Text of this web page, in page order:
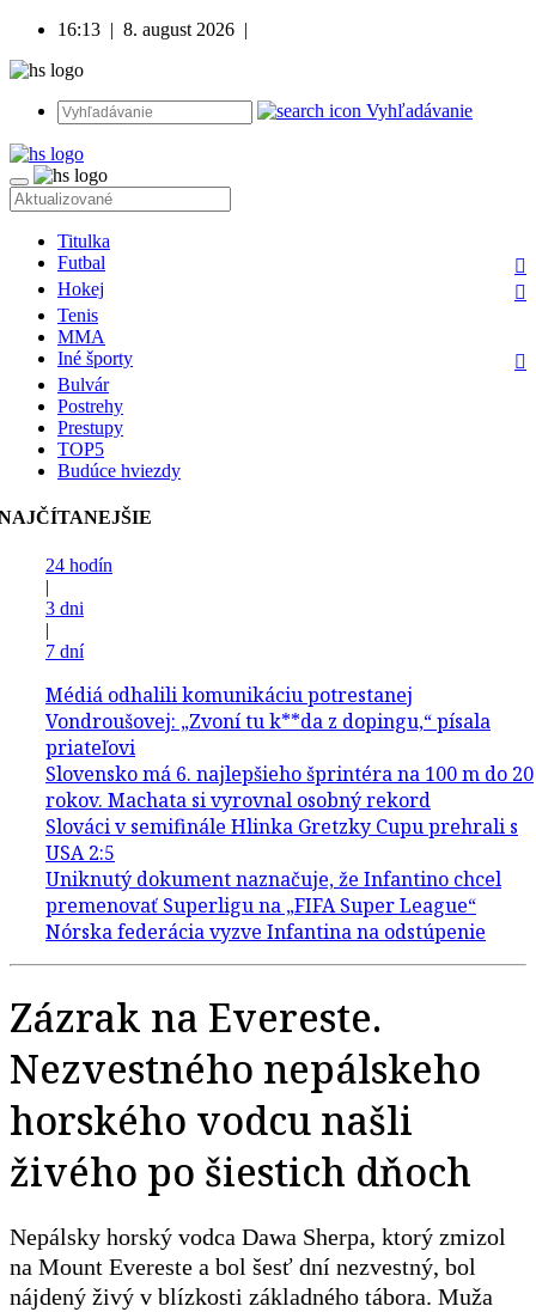
16:13 | 8. august 2026 |
Vyhľadávanie
Titulka
Futbal
Hokej
Tenis
MMA
Iné športy
Bulvár
Postrehy
Prestupy
TOP5
Budúce hviezdy
24 hodín
|
3 dni
|
7 dní
Zázrak na Evereste.
Nezvestného nepálskeho
horského vodcu našli
živého po šiestich dňoch
Nepálsky horský vodca Dawa Sherpa, ktorý zmizol
na Mount Evereste a bol šesť dní nezvestný, bol
nájdený živý v blízkosti základného tábora. Muža